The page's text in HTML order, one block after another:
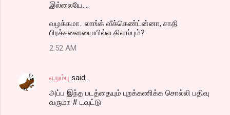
இல்லையே....
வழக்கமா.. லாங்க் வீக்கெண்ட்ன்னா, சாதி
பிரச்சனையையில்ல கிளம்பும்?
2:52 AM
எறும்பு said…
அப்ப இந்த படத்தையும் புறக்கணிக்க சொல்லி பதிவு
வருமா # டவுட்டு